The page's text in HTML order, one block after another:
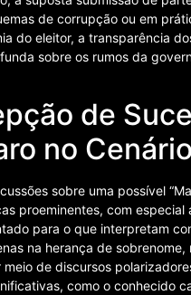
de corrupção ou em
do eleitor, a transparência
sobre os rumos da
de
no
sobre uma possível
proeminentes, com
para o que interpretam
na herança de
de discursos
como o conhecido